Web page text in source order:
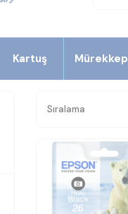
Kartuş Mürekkep